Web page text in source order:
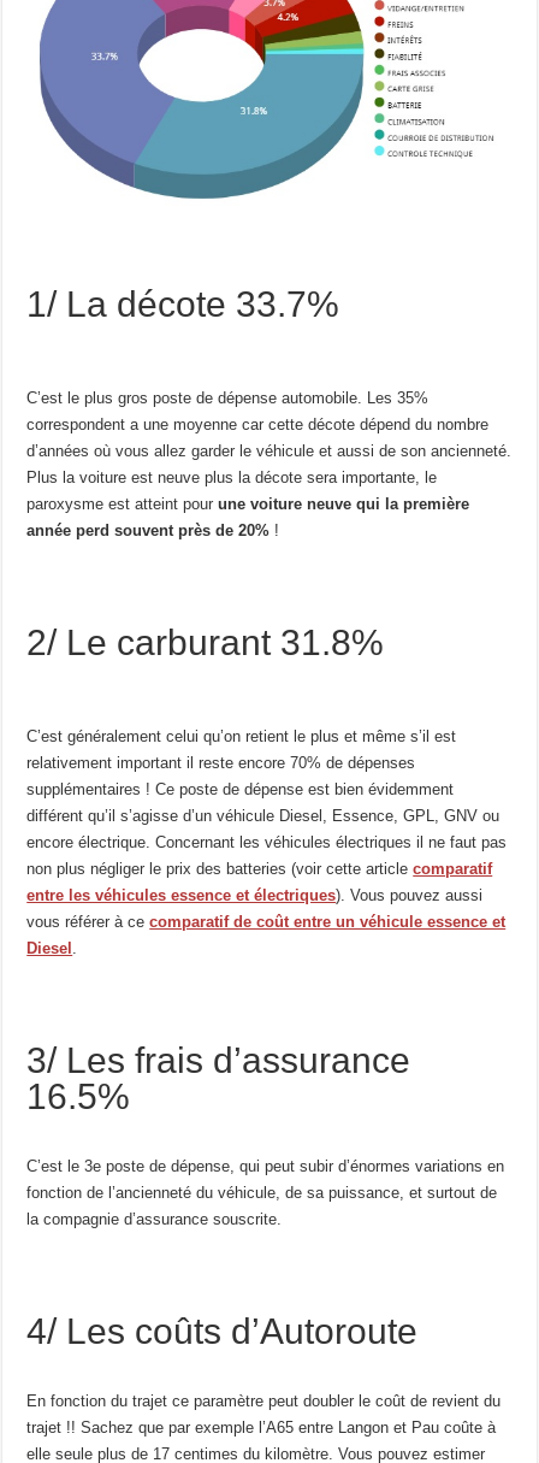
1/ La décote 33.7%
C’est le plus gros poste de dépense automobile. Les 35%
correspondent a une moyenne car cette décote dépend du nombre
d’années où vous allez garder le véhicule et aussi de son ancienneté.
Plus la voiture est neuve plus la décote sera importante, le
paroxysme est atteint pourune voiture neuve qui la première
année perd souvent près de 20% !
2/ Le carburant 31.8%
C’est généralement celui qu’on retient le plus et même s’il est
relativement important il reste encore 70% de dépenses
supplémentaires ! Ce poste de dépense est bien évidemment
différent qu’il s’agisse d’un véhicule Diesel, Essence, GPL, GNV ou
encore électrique. Concernant les véhicules électriques il ne faut pas
non plus négliger le prix des batteries (voir cette articlecomparatif
entre les véhicules essence et électriques). Vous pouvez aussi
vous référer à cecomparatif de coût entre un véhicule essence et
Diesel
3/ Les frais d’assurance
16.5%
C’est le 3e poste de dépense, qui peut subir d’énormes variations en
fonction de l’ancienneté du véhicule, de sa puissance, et surtout de
la compagnie d’assurance souscrite.
4/ Les coûts d’Autoroute
En fonction du trajet ce paramètre peut doubler le coût de revient du
trajet !! Sachez que par exemple l’A65 entre Langon et Pau coûte à
elle seule plus de 17 centimes du kilomètre. Vous pouvez estimer